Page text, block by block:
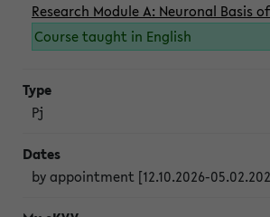
Research Module A: Neuronal Basis
Course taught in English
Pj
by appointment [12.10.2026-